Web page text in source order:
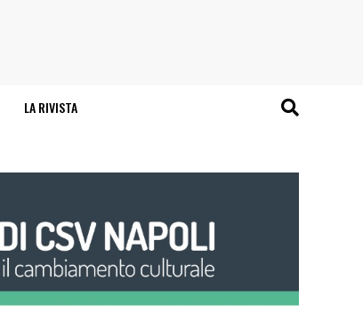
LA RIVISTA